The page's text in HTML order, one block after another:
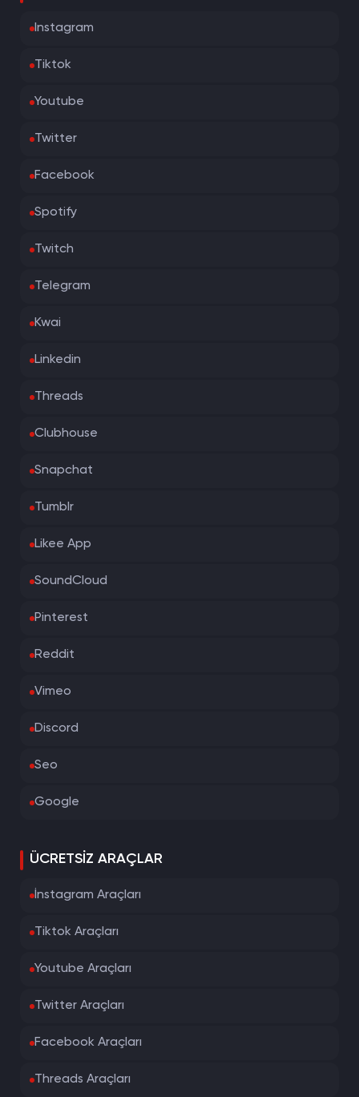
Instagram
Tiktok
Youtube
Twitter
Facebook
Spotify
Twitch
Telegram
Kwai
Linkedin
Threads
Clubhouse
Snapchat
Tumblr
Likee App
SoundCloud
Pinterest
Reddit
Vimeo
Discord
Seo
Google
ÜCRETSIZ ARAÇLAR
İnstagram Araçları
Tiktok Araçları
Youtube Araçları
Twitter Araçları
Facebook Araçları
Threads Araçları